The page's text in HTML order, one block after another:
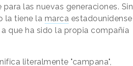
las nuevas generaciones. Sin
la tiene la marca estadounidense
que ha sido la propia compañía
literalmente "campana",